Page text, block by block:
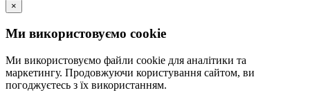
×
Ми використовуємо cookie
Ми використовуємо файли cookie для аналітики та
маркетингу. Продовжуючи користування сайтом, ви
погоджуєтесь з їх використанням.